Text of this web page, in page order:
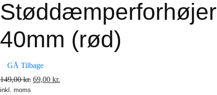
Støddæmperforhøjer
40mm (rød)
GÅ Tilbage
149,00kr. Den
69,00 kr.
inkl. moms